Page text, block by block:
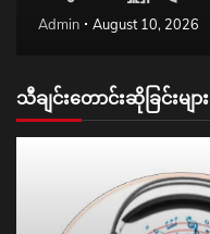
Admin August 10, 2026
သီချင်းတောင်းဆိုခြင်းများ